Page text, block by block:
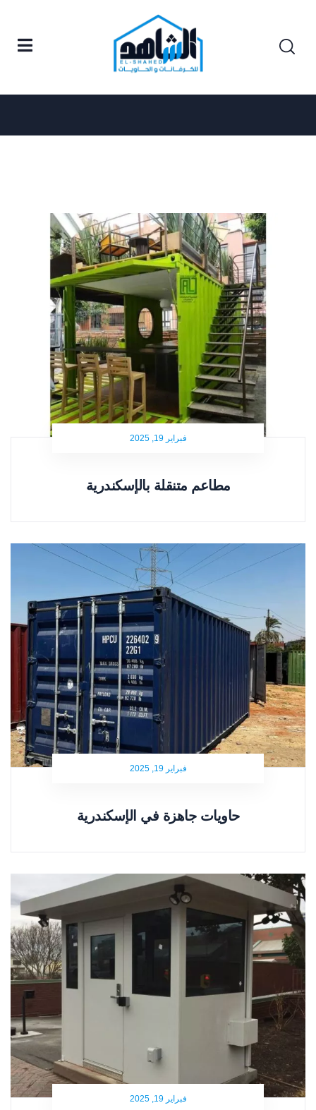
Home News III
فبراير 19, 2025
مطاعم متنقلة بالإسكندرية
فبراير 19, 2025
حاويات جاهزة في الإسكندرية
فبراير 19, 2025